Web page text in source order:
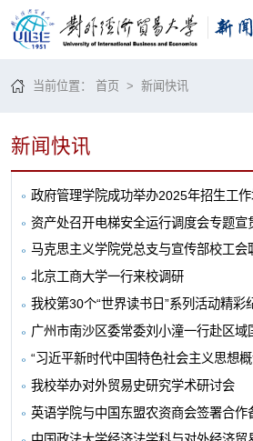
当前位置：首页 >新闻快讯
新闻快讯
政府管理学院成功举办2025年招生工
资产处召开电梯安全运行调度会专题宣
马克思主义学院党总支与宣传部校工会
北京工商大学一行来校调研
我校第30个“世界读书日”系列活动精彩
广州市南沙区委常委刘小潼一行赴区域
“习近平新时代中国特色社会主义思想概
我校举办对外贸易史研究学术研讨会
英语学院与中国东盟农资商会签署合作